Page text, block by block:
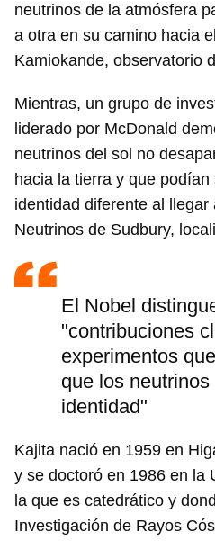
neutrinos de la atmósfera
a otra en su camino hacia
Kamiokande, observatorio
Mientras, un grupo de
liderado por McDonald
neutrinos del sol no
hacia la tierra y que
identidad diferente al
Neutrinos de Sudbury,
El Nobel
"contribuciones
experimentos
que los
identidad"
Kajita nació en 1959 en
y se doctoró en 1986 en la
la que es catedrático y
Investigación de Rayos